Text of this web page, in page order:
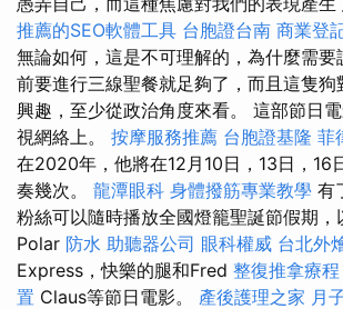
推薦的SEO軟體工具 台胞證台南 商業登
無論如何，這是不可理解的，為什麼需
前要進行三線聖餐就足夠了，而且這隻
興趣，至少從政治角度來看。 這部節日
視網絡上。 按摩服務推薦 台胞證基隆 菲
在2020年，他將在12月10日，13日，16
奏幾次。 龍潭眼科 身體撥筋專業教學 有
粉絲可以隨時播放全國燈籠聖誕節假期，
Polar 防水 助聽器公司 眼科權威 台北外
Express，快樂的腿和Fred 整復推拿療程
置 Claus等節日電影。 產後護理之家 月